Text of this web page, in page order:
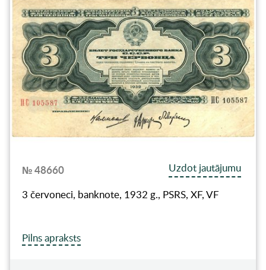
№ 48660
Uzdot jautājumu
3 červoneci, banknote, 1932 g., PSRS, XF, VF
Pilns apraksts